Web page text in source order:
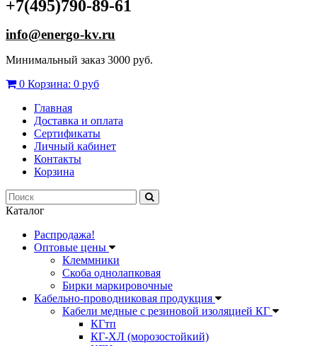
+7(495)790-89-61
info@energo-kv.ru
Минимальный заказ 3000 руб.
0 Корзина: 0 руб
Главная
Доставка и оплата
Сертификаты
Личный кабинет
Контакты
Корзина
Каталог
Распродажа!
Оптовые цены
Клеммники
Скоба однолапковая
Бирки маркировочные
Кабельно-проводниковая продукция
Кабели медные с резиновой изоляцией КГ
КГтп
КГ-ХЛ (морозостойкий)